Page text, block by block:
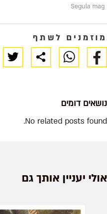
Segula mag
מוזמנים לשתף
נושאים דומים
No related posts found.
אולי יעניין אותך גם